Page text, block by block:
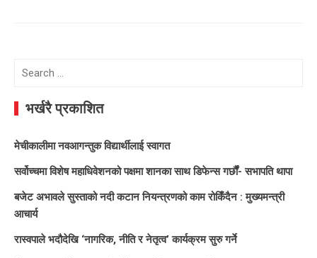
Search
भर्खरै प्रकाशित
मेचीकालीमा नवआगन्तुक विद्यार्थीलाई स्वागत
सर्वोच्चमा विशेष महाधिवेशनको पक्षमा शानका साथ डिफेन्स गर्छौं- सभापति थापा
बजेट अभावले सुस्ताको नदी कटान नियन्त्रणको काम रोकिँदैन : मुख्यमन्त्री
आचार्य
रास्वपाले भदौदेखि ‘नागरिक, नीति र नेतृत्व’ कार्यक्रम सुरु गर्ने